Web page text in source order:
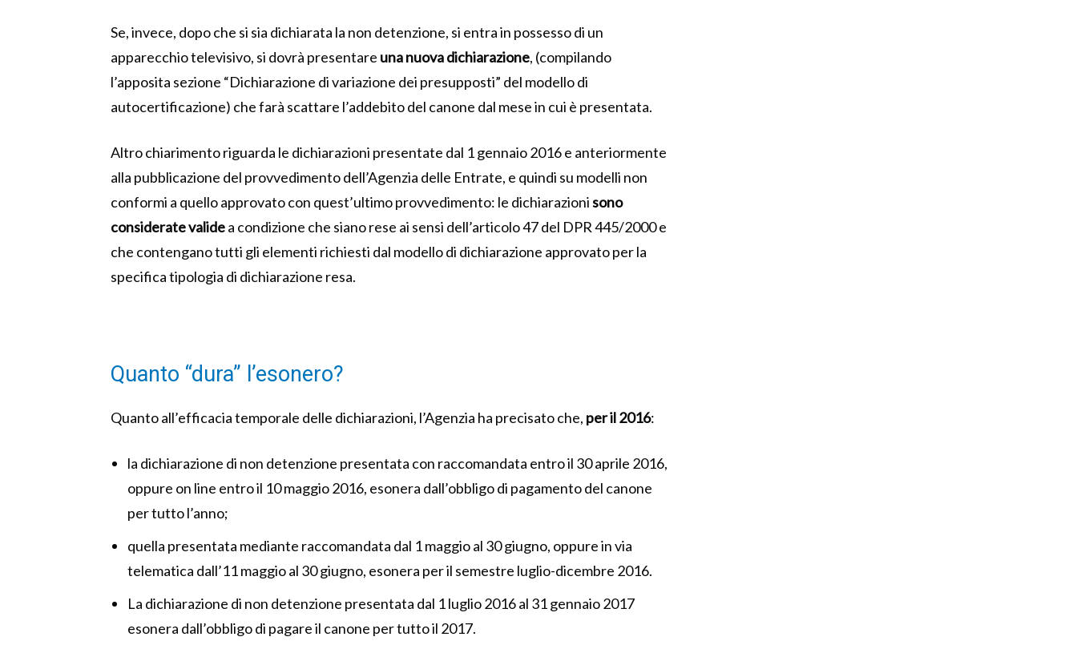
Se, invece, dopo che si sia dichiarata la non detenzione, si entra in possesso di un
apparecchio televisivo, si dovrà presentare una nuova dichiarazione, (compilando
l’apposita sezione “Dichiarazione di variazione dei presupposti” del modello di
autocertificazione) che farà scattare l’addebito del canone dal mese in cui è presentata.
Altro chiarimento riguarda le dichiarazioni presentate dal 1 gennaio 2016 e anteriormente
alla pubblicazione del provvedimento dell’Agenzia delle Entrate, e quindi su modelli non
conformi a quello approvato con quest’ultimo provvedimento: le dichiarazionisono
considerate validea condizione che siano rese ai sensi dell’articolo 47 del DPR 445/2000 e
che contengano tutti gli elementi richiesti dal modello di dichiarazione approvato per la
specifica tipologia di dichiarazione resa.
Quanto “dura” l’esonero?
Quanto all’efficacia temporale delle dichiarazioni, l’Agenzia ha precisato che, per il 2016:
la dichiarazione di non detenzione presentata con raccomandata entro il 30 aprile 2016,
oppure on line entro il 10 maggio 2016, esonera dall’obbligo di pagamento del canone
per tutto l’anno;
quella presentata mediante raccomandata dal 1 maggio al 30 giugno, oppure in via
telematica dall’11 maggio al 30 giugno, esonera per il semestre luglio-dicembre 2016.
La dichiarazione di non detenzione presentata dal 1 luglio 2016 al 31 gennaio 2017
esonera dall’obbligo di pagare il canone per tutto il 2017.